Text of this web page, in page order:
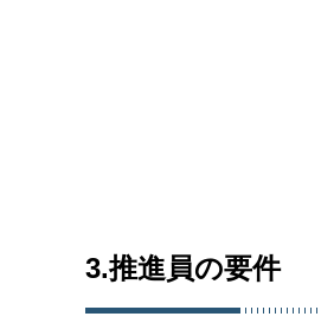
3.推進員の要件